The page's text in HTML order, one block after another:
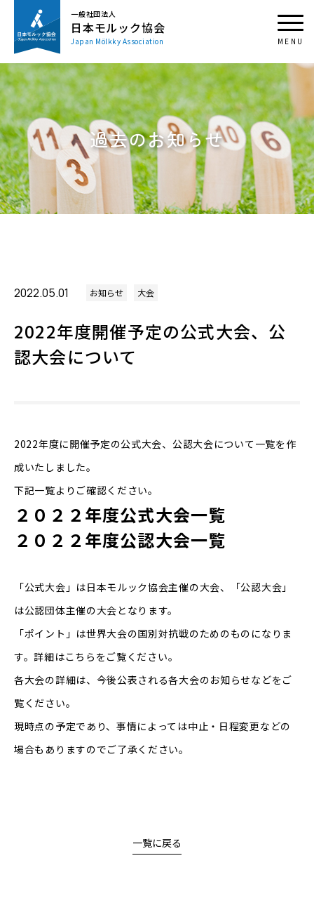
一般社団法人
日本モルック協会
Japan Mölkky Association
過去のお知らせ
2022.05.01 お知らせ 大会
2022年度開催予定の公式大会、公
認大会について
2022年度に開催予定の公式大会、公認大会について一覧を作
成いたしました。
下記一覧よりご確認ください。
２０２２年度公式大会一覧
２０２２年度公認大会一覧
「公式大会」は日本モルック協会主催の大会、「公認大会」
は公認団体主催の大会となります。
「ポイント」は世界大会の国別対抗戦のためのものになりま
す。詳細はこちら をご覧ください。
各大会の詳細は、今後公表される各大会のお知らせなどをご
覧ください。
現時点の予定であり、事情によっては中止・日程変更などの
場合もありますのでご了承ください。
一覧に戻る